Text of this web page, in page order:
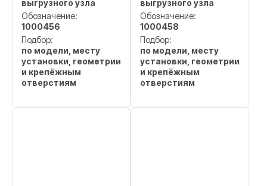
выгрузного узла
Обозначение:
1000456
Подбор:
по модели, месту
установки, геометрии
и крепёжным
отверстиям
выгрузного узла
Обозначение:
1000458
Подбор:
по модели, месту
установки, геометрии
и крепёжным
отверстиям